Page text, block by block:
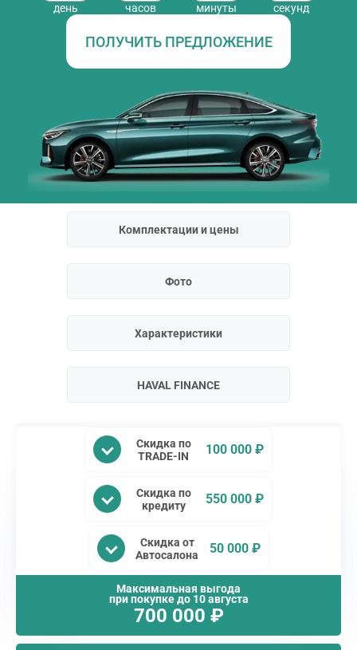
день часов минуты секунд
ПОЛУЧИТЬ ПРЕДЛОЖЕНИЕ
Комплектации и цены
Фото
Характеристики
HAVAL FINANCE
Скидка по
TRADE-IN
100 000 ₽
Скидка по
кредиту
550 000 ₽
Скидка от
Автосалона
50 000 ₽
Максимальная выгода
при покупке до 10 августа
700 000 ₽